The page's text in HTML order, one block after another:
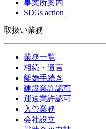
事業所案内
SDGs action
取扱い業務
業務一覧
相続・遺言
離婚手続き
建設業許認可
運送業許認可
入管業務
会社設立